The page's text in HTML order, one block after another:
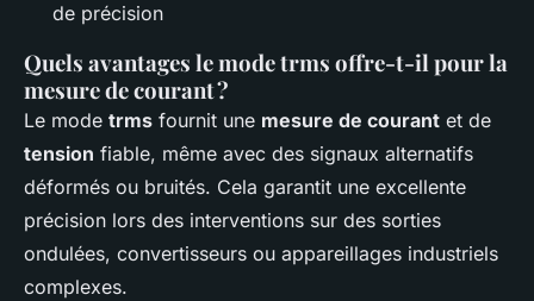
de précision
Quels avantages le mode trms offre-t-il pour la
mesure de courant ?
Le mode trms fournit une mesure de courant et de
tension fiable, même avec des signaux alternatifs
déformés ou bruités. Cela garantit une excellente
précision lors des interventions sur des sorties
ondulées, convertisseurs ou appareillages industriels
complexes.